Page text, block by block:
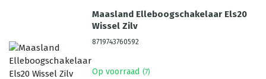
Maasland Elleboogschakelaar Els20
Wissel Zilv
8719743760592
Op voorraad (7)